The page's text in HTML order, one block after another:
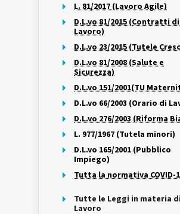
L. 81/2017 (Lavoro Agile)
D.L.vo 81/2015 (Contratti di
Lavoro)
D.L.vo 23/2015 (Tutele
D.L.vo 81/2008 (Salute e
Sicurezza)
D.L.vo 151/2001(TU
D.L.vo 66/2003 (Orario di
D.L.vo 276/2003 (Riforma
L. 977/1967 (Tutela minori)
D.L.vo 165/2001 (Pubblico
Impiego)
Tutta la normativa COVID-
Tutte le Leggi in materia di
Lavoro